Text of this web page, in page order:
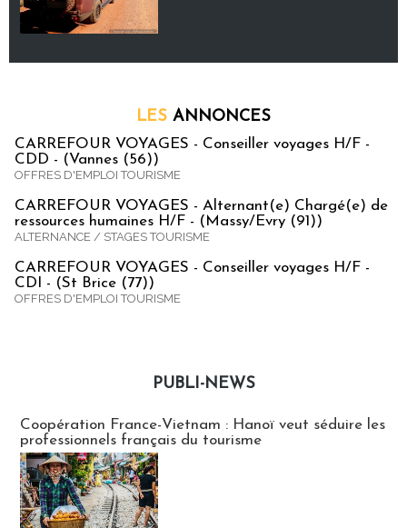
LES ANNONCES
CARREFOUR VOYAGES - Conseiller voyages H/F -
CDD - (Vannes (56))
OFFRES D'EMPLOI TOURISME
CARREFOUR VOYAGES - Alternant(e) Chargé(e) de
ressources humaines H/F - (Massy/Evry (91))
ALTERNANCE / STAGES TOURISME
CARREFOUR VOYAGES - Conseiller voyages H/F -
CDI - (St Brice (77))
OFFRES D'EMPLOI TOURISME
PUBLI-NEWS
Coopération France-Vietnam : Hanoï veut séduire les
professionnels français du tourisme